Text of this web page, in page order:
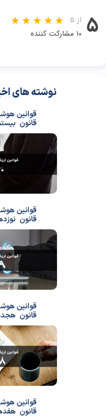
۵ از ۵
۱۰ مشارکت کننده
قوانین
قانون
قوانین
قانون
قوانین
قانون
قوانین
قانون
نوشته های